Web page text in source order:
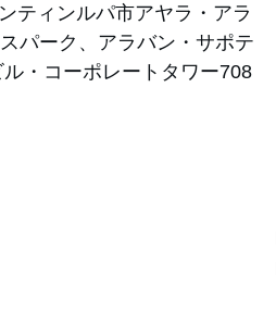
ティンルパ市アヤラ・アラ
パーク、アラバン・サポテ
・コーポレートタワー708